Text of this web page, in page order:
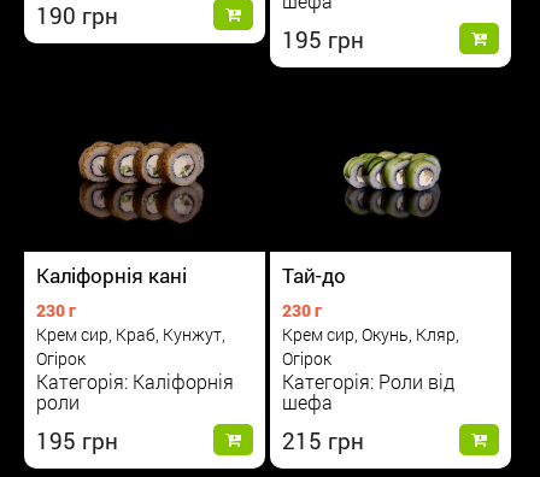
190
195
Каліфорнія кані
230 г
Крем сир, Краб, Кунжут,
Огірок
Категорія: Каліфорнія
роли
195
Тай-до
230 г
Крем сир, Окунь, Кляр,
Огірок
Категорія: Роли від
шефа
215